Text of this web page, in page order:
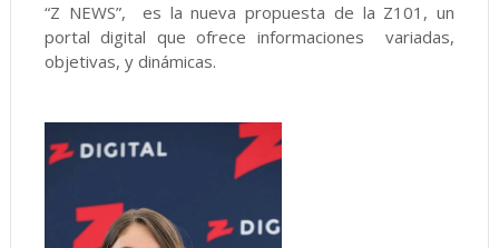
“Z NEWS”, es la nueva propuesta de la Z101, un
portal digital que ofrece informaciones variadas,
objetivas, y dinámicas.